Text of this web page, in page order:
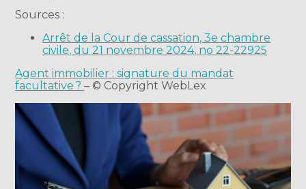
Sources :
Arrêt de la Cour de cassation, 3e chambre
civile, du 21 novembre 2024, no 22-22925
Agent immobilier : signature du mandat
facultative ?– © Copyright WebLex